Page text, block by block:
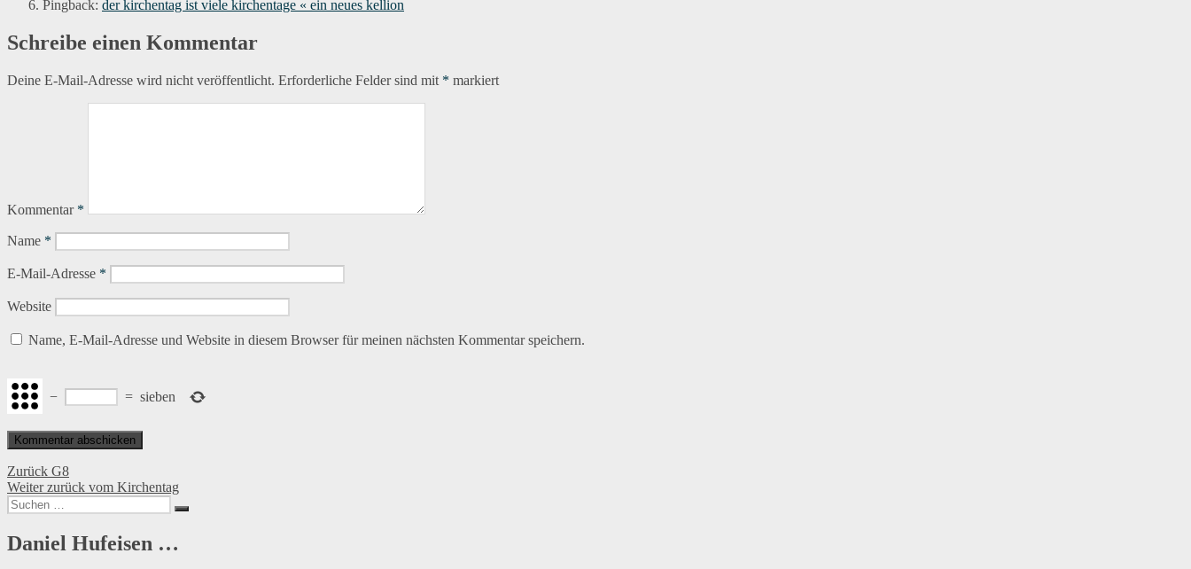
Pingback: der kirchentag ist viele kirchentage « ein neues kellion
Schreibe einen Kommentar
Deine E-Mail-Adresse wird nicht veröffentlicht. Erforderliche Felder sind mit * markiert
Kommentar *
Name *
E-Mail-Adresse *
Website
Name, E-Mail-Adresse und Website in diesem Browser für meinen nächsten Kommentar speichern.
− = sieben
Beitragsnavigation
Zurück Vorheriger
Beitrag:
G8
Weiter Nächster
Beitrag:
zurück vom Kirchentag
Suchen
nach:
Suchen
Daniel Hufeisen …